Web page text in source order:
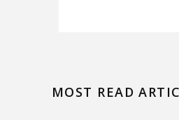
MOST READ